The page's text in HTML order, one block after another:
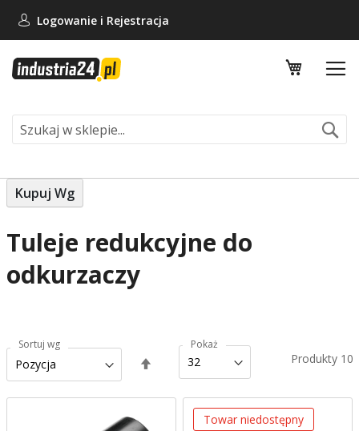
Logowanie i Rejestracja
Mój
Tuleje redukcyjne do
odkurzaczy
Produkty 10
Sortuj wg
kierunek
malejący
Pokaż
Towar niedostępny
Kupuj Wg